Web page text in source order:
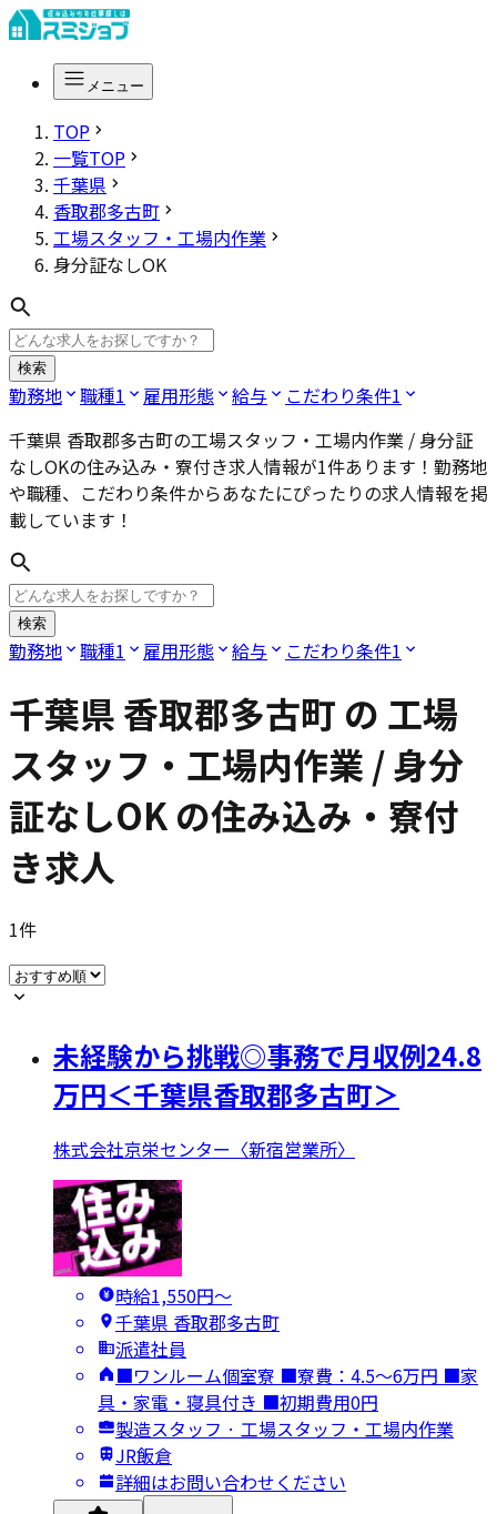
メニュー
TOP
一覧TOP
千葉県
香取郡多古町
工場スタッフ・工場内作業
身分証なしOK
検索
勤務地 職種1 雇用形態 給与 こだわり条件1
千葉県 香取郡多古町の工場スタッフ・工場内作業 / 身分証
なしOKの住み込み・寮付き求人情報が1件あります！勤務地
や職種、こだわり条件からあなたにぴったりの求人情報を掲
載しています！
検索
勤務地 職種1 雇用形態 給与 こだわり条件1
千葉県 香取郡多古町 の 工場
スタッフ・工場内作業 / 身分
証なしOKの住み込み・寮付
き求人
1件
未経験から挑戦◎事務で月収例24.8
万円＜千葉県香取郡多古町＞
株式会社京栄センター〈新宿営業所〉
時給1,550円〜
千葉県 香取郡多古町
派遣社員
■ワンルーム個室寮 ■寮費：4.5～6万円 ■家
具・家電・寝具付き ■初期費用0円
製造スタッフ · 工場スタッフ・工場内作業
JR飯倉
詳細はお問い合わせください